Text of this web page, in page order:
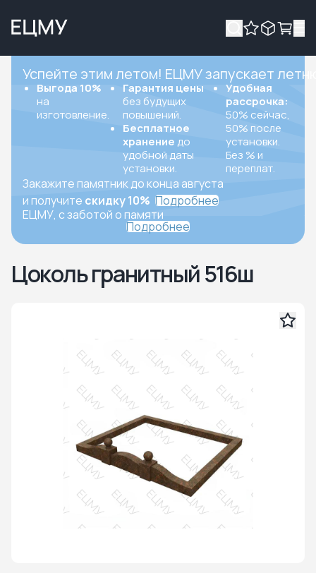
Успейте этим летом! ЕЦМУ запускает
Выгода 10%
на
изготовление.
Гарантия цены
без будущих
повышений.
Бесплатное
хранение до
удобной даты
установки.
Удобная
рассрочка:
50% сейчас,
50% после
установки.
Без % и
переплат.
Закажите памятник до конца августа
и получите скидку 10% Подробнее
ЕЦМУ, с заботой о памяти
Подробнее
Цоколь гранитный 516ш